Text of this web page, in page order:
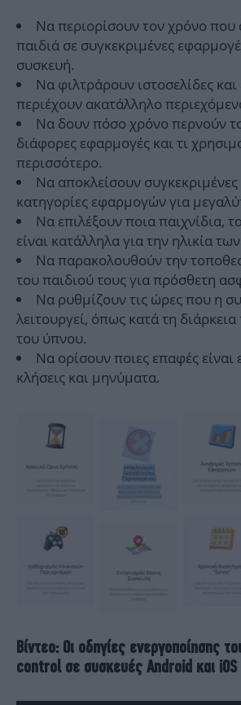
Να περιορίσουν τον χρόνο
παιδιά σε συγκεκριμένες
συσκευή.
Να φιλτράρουν ιστοσελίδες
περιέχουν ακατάλληλο
Να δουν πόσο χρόνο περνούν
διάφορες εφαρμογές και τι
περισσότερο.
Να αποκλείσουν
κατηγορίες εφαρμογών για
Να επιλέξουν ποια παιχνίδια,
είναι κατάλληλα για την ηλικία
Να παρακολουθούν την
του παιδιού τους για πρόσθετη
Να ρυθμίζουν τις ώρες που η
λειτουργεί, όπως κατά τη
του ύπνου.
Να ορίσουν ποιες επαφές είναι
κλήσεις και μηνύματα.
Βίντεο: Οι οδηγίες ενεργοποίησης
control σε συσκευές Android και iOS